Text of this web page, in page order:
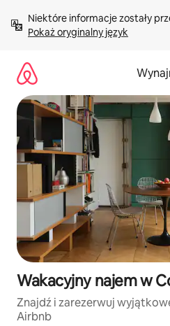
treści Pokaż oryginalny język
Wakacyjny najem w
Znajdź i zarezerwuj
Airbnb